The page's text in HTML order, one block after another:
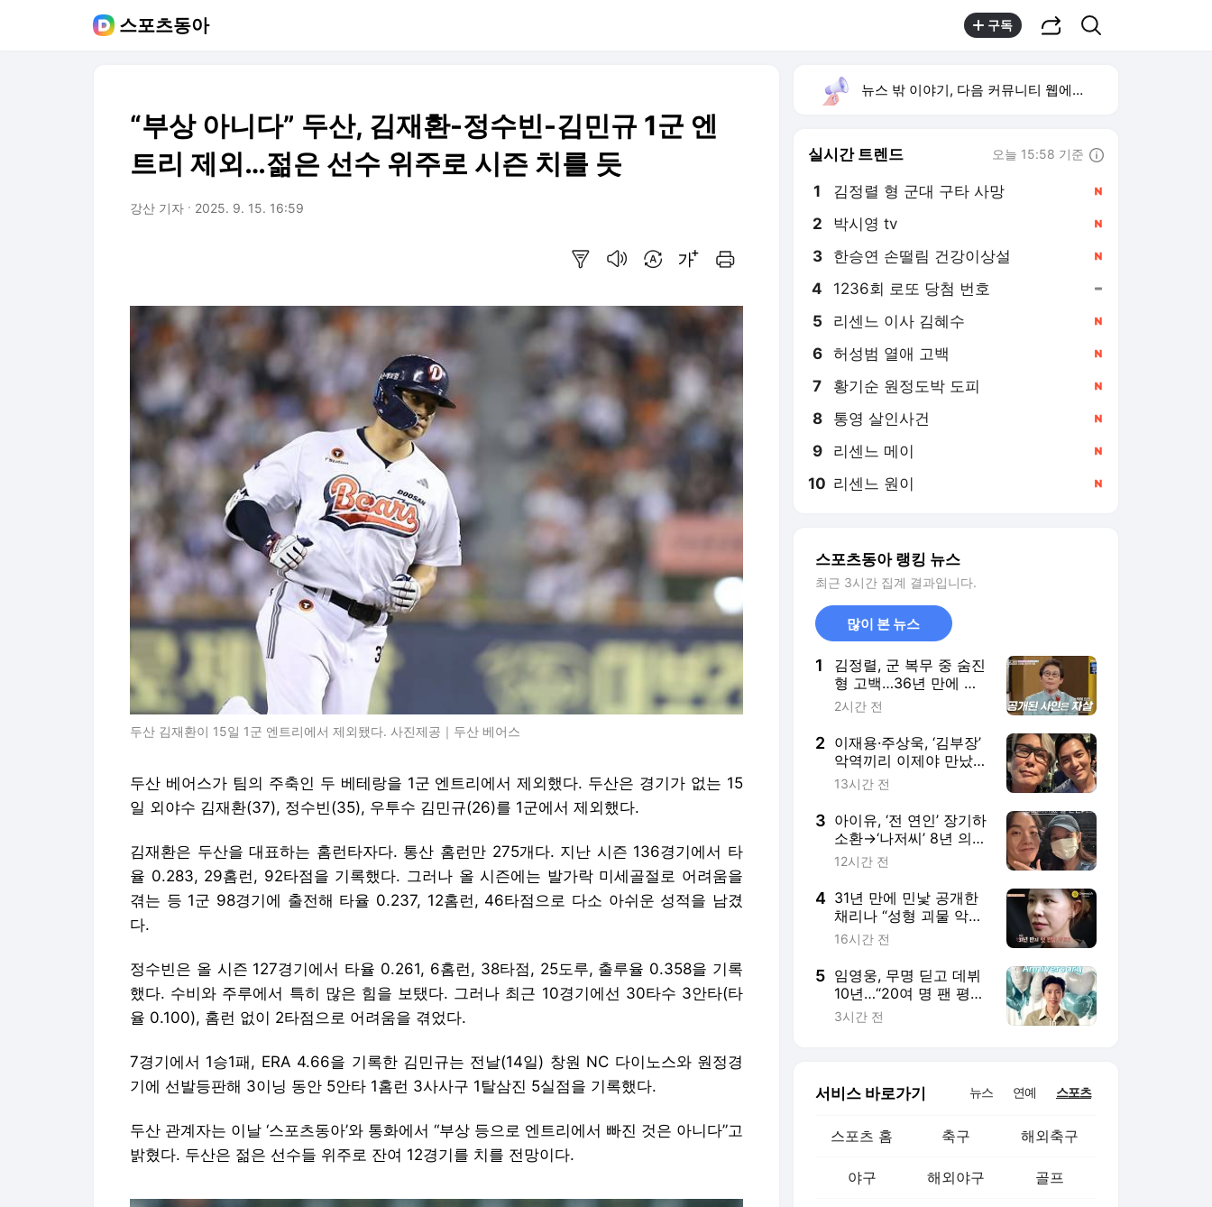
스포츠동아 구독
“부상 아니다” 두산, 김재환-정수빈-김민규 1군 엔
트리 제외…젊은 선수 위주로 시즌 치를 듯
강산 기자 2025. 9. 15. 16:59
두산 김재환이 15일 1군 엔트리에서 제외됐다. 사진제공｜두산 베어스
두산 베어스가 팀의 주축인 두 베테랑을 1군 엔트리에서 제외했다. 두산은 경기가 없는 15
일 외야수 김재환(37), 정수빈(35), 우투수 김민규(26)를 1군에서 제외했다.
김재환은 두산을 대표하는 홈런타자다. 통산 홈런만 275개다. 지난 시즌 136경기에서 타
율 0.283, 29홈런, 92타점을 기록했다. 그러나 올 시즌에는 발가락 미세골절로 어려움을
겪는 등 1군 98경기에 출전해 타율 0.237, 12홈런, 46타점으로 다소 아쉬운 성적을 남겼
다.
정수빈은 올 시즌 127경기에서 타율 0.261, 6홈런, 38타점, 25도루, 출루율 0.358을 기록
했다. 수비와 주루에서 특히 많은 힘을 보탰다. 그러나 최근 10경기에선 30타수 3안타(타
율 0.100), 홈런 없이 2타점으로 어려움을 겪었다.
7경기에서 1승1패, ERA 4.66을 기록한 김민규는 전날(14일) 창원 NC 다이노스와 원정경
기에 선발등판해 3이닝 동안 5안타 1홈런 3사사구 1탈삼진 5실점을 기록했다.
두산 관계자는 이날 ‘스포츠동아’와 통화에서 “부상 등으로 엔트리에서 빠진 것은 아니다”고
밝혔다. 두산은 젊은 선수들 위주로 잔여 12경기를 치를 전망이다.
뉴스 밖 이야기, 다음 커뮤니티 웹에서 보기
실시간 트렌드 오늘 15:58 기준
1 김정렬 형 군대 구타 사망
2 박시영 tv
3 한승연 손떨림 건강이상설
4 1236회 로또 당첨 번호
5 리센느 이사 김혜수
6 허성범 열애 고백
7 황기순 원정도박 도피
8 통영 살인사건
9 리센느 메이
10 리센느 원이
스포츠동아 랭킹 뉴스
최근 3시간 집계 결과입니다.
많이 본 뉴스
1
김정렬, 군 복무 중 숨진
형 고백…36년 만에 밝
혀진 진실
2시간 전
2 이재용·주상욱, ‘김부장’
악역끼리 이제야 만났
다…“촬영 땐 한 번도 못
13시간 전
3 아이유, ‘전 연인’ 장기하
소환→‘나저씨’ 8년 의
리…“늘 든든” [SD톡톡]
12시간 전
4 31년 만에 민낯 공개한
채리나 “성형 괴물 악플
상처” (터치미)
16시간 전
5 임영웅, 무명 딛고 데뷔
10년…“20여 명 팬 평생
잊지 못해”
3시간 전
서비스 바로가기 뉴스 연예 스포츠
스포츠 홈 축구 해외축구
야구 해외야구 골프